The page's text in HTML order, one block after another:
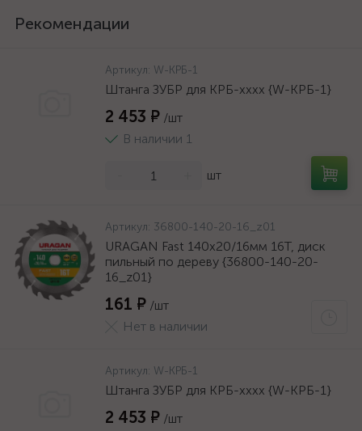
Рекомендации
Артикул: W-КРБ-1
Штанга ЗУБР для КРБ-хххх {W-КРБ-1}
2 453 ₽ /шт
В наличии 1
шт
Артикул: 36800-140-20-16_z01
URAGAN Fast 140x20/16мм 16Т, диск
пильный по дереву {36800-140-20-
16_z01}
161 ₽ /шт
Нет в наличии
Артикул: W-КРБ-1
Штанга ЗУБР для КРБ-хххх {W-КРБ-1}
2 453 ₽ /шт